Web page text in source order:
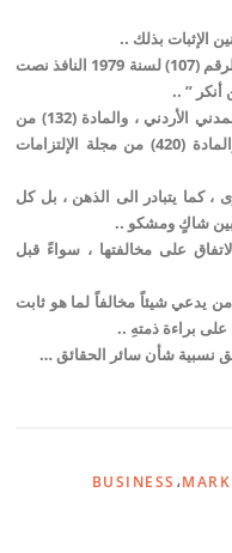
الإثبات بذلك ..
فالمادة (7/أولاً) من قانون الإثبات العراقي ذو الرقم (107) لسنة 1979 النافذ نصت
أنكر ” ..
وكذا الحال بالنسبة للمادة (77) من القانون المدني الأردني ، والمادة (132) من
قانون أصول المُحاكمات المدنية اللبناني ، والمادة (420) من مجلة الإلتزامات
يتبادر الى الذهن ، بل كل
شاكٍ ومشكو ..
على مخالفتها ، سواءً قبل
يدعي شيئاً مخالفاً لما هو ثابت
على براءة ذمتهِ ..
نسبية شأن سائر الحقائق …
BUSINESS ،